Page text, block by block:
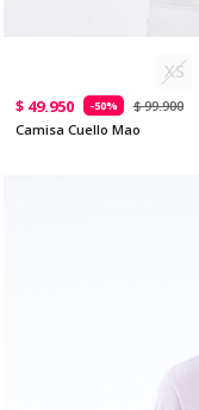
XS
$ 49.950 -50%
$ 99.900
Camisa Cuello Mao